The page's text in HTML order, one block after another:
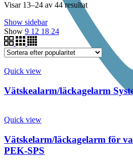
Visar 13–24 av 44 resultat
Show sidebar
Show 9 12 18 24
Quick view
Vätskealarm/läckagelarm
Quick view
Vätskelarm/läckagelarm för
PEK-SPS